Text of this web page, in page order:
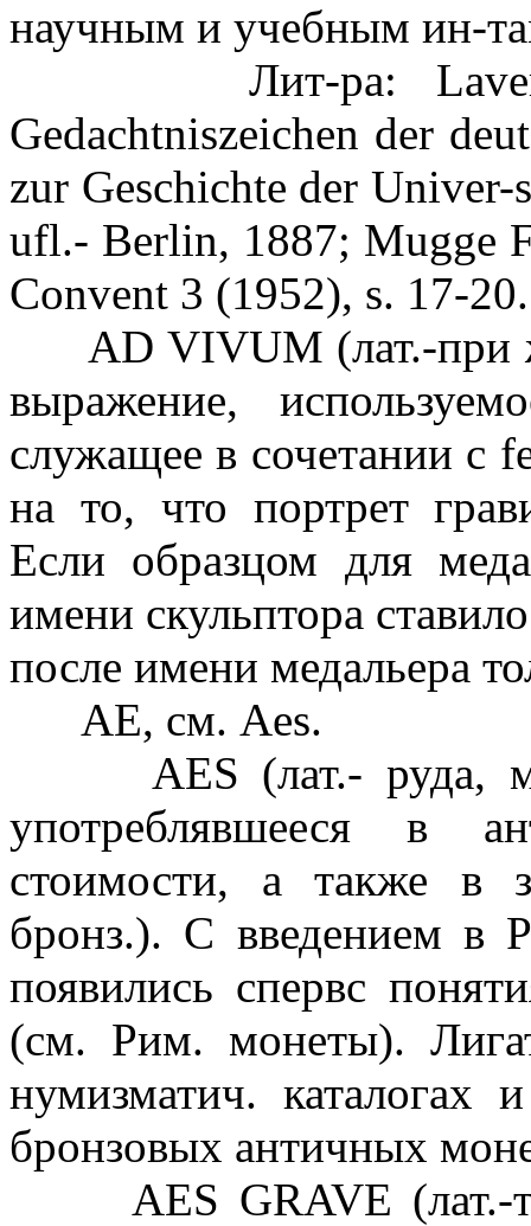
научным и учебным ин-
Лит-ра:
Gedachtniszeichen der
zur Geschichte der
ufl.- Berlin, 1887; Mugge
Convent 3 (1952), s. 17-20.
AD VIVUM (лат.-при
выражение,
служащее в сочетании с
на то, что портрет
Если образцом для
имени скульптора
после имени медальера
АЕ, см. Aes.
АЕS (лат.- руда,
употреблявшееся в
стоимости, а также в
бронз.). С введением в
появились спервс
(см. Рим. монеты).
нумизматич.
бронзовых античных
AES GRAVE (лат.-